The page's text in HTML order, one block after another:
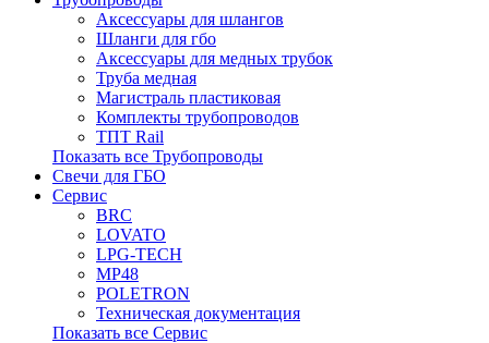
Аксессуары для шлангов
Шланги для гбо
Аксессуары для медных трубок
Труба медная
Магистраль пластиковая
Комплекты трубопроводов
ТПТ Rail
Показать все Трубопроводы
Свечи для ГБО
Сервис
BRC
LOVATO
LPG-TECH
MP48
POLETRON
Техническая документация
Показать все Сервис